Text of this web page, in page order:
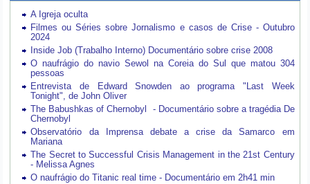
A Igreja oculta
Filmes ou Séries sobre Jornalismo e casos de Crise - Outubro
2024
Inside Job (Trabalho Interno) Documentário sobre crise 2008
O naufrágio do navio Sewol na Coreia do Sul que matou 304
pessoas
Entrevista de Edward Snowden ao programa "Last Week
Tonight", de John Oliver
The Babushkas of Chernobyl - Documentário sobre a tragédia De
Chernobyl
Observatório da Imprensa debate a crise da Samarco em
Mariana
The Secret to Successful Crisis Management in the 21st Century
- Melissa Agnes
O naufrágio do Titanic real time - Documentário em 2h41 min